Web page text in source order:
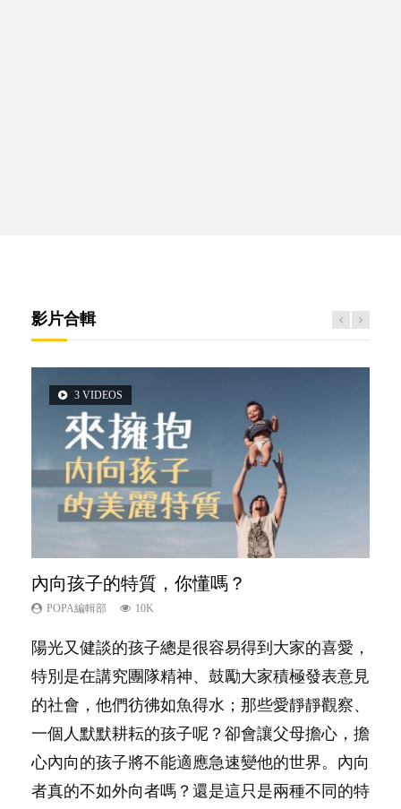
影片合輯
3 VIDEOS
內向孩子的特質，你懂嗎？
POPA編輯部 10K
陽光又健談的孩子總是很容易得到大家的喜愛，
特別是在講究團隊精神、鼓勵大家積極發表意見
的社會，他們彷彿如魚得水；那些愛靜靜觀察、
一個人默默耕耘的孩子呢？卻會讓父母擔心，擔
心內向的孩子將不能適應急速變他的世界。內向
者真的不如外向者嗎？還是這只是兩種不同的特
2 VIDEOS
想孩子學好外語，點做好？
POPA編輯部 9.9K
有人話學多種語言越早開始越好，有人卻說一時
間太多語言，會令孩子感到混淆，到底誰是誰
非？聽聽專家怎樣說，解開語言學習的迷思～...
6 VIDEOS
愛孩子也別忘了愛自己，父母如何關顧自
己的身心靈？
照顧孩子衣食住行、陪同兒女應對功課測驗，還
要陪玩製造親子時間，尚要處理家中雜項要
務……當父母的，有千百個任務要做。可惜，有
一樣重要至極的，總被遺漏——關注自己的情緒
和心理健康。...
5 VIDEOS
夫妻必看！經營婚姻，沒捷徑
POPA編輯部 22.9K
你是不是也曾經以為只要跟相愛的人結婚，就自
然能走到白頭，但生了孩子卻發現事情不如你所
料？ 經營婚姻，不如我們想像的簡單，卻也不
是大家說得那麼難。一起來認識婚姻的真相！...
6 VIDEOS
孩子能力天注定？
POPA編輯部 7.9K
很多父母都希望孩子係個「叻仔叻女」，學業別
太差，日常自理井井有條。這樣的孩子是萬中無
一，還是魚與熊掌，不能兼得？...